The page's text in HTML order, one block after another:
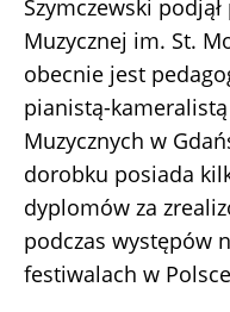
Szymczewski
Muzycznej im. St.
obecnie jest
pianistą-kameralistą
Muzycznych w
dorobku posiada
dyplomów za
podczas występów
festiwalach w